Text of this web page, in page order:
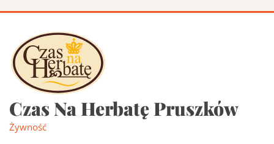
Search:
Promocje
Aktualności i wydarzenia
Udogodnienia
Czas Na Herbatę Pruszków
Żywność